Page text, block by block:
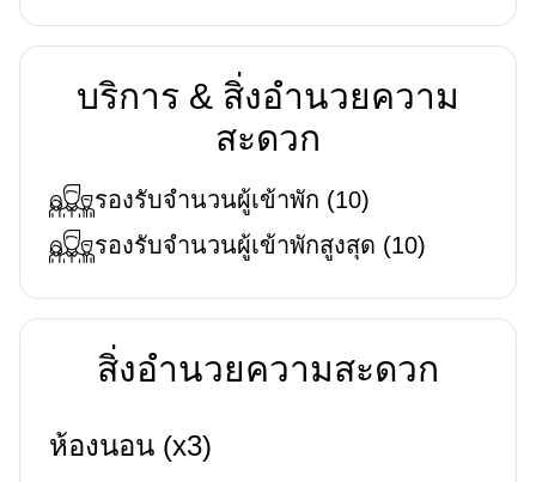
บริการ & สิ่งอำนวยความ
สะดวก
รองรับจำนวนผู้เข้าพัก (10)
รองรับจำนวนผู้เข้าพักสูงสุด (10)
สิ่งอำนวยความสะดวก
ห้องนอน (x3)